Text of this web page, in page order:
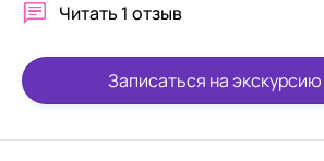
Читать 1 отзыв
Записаться на экскурсию